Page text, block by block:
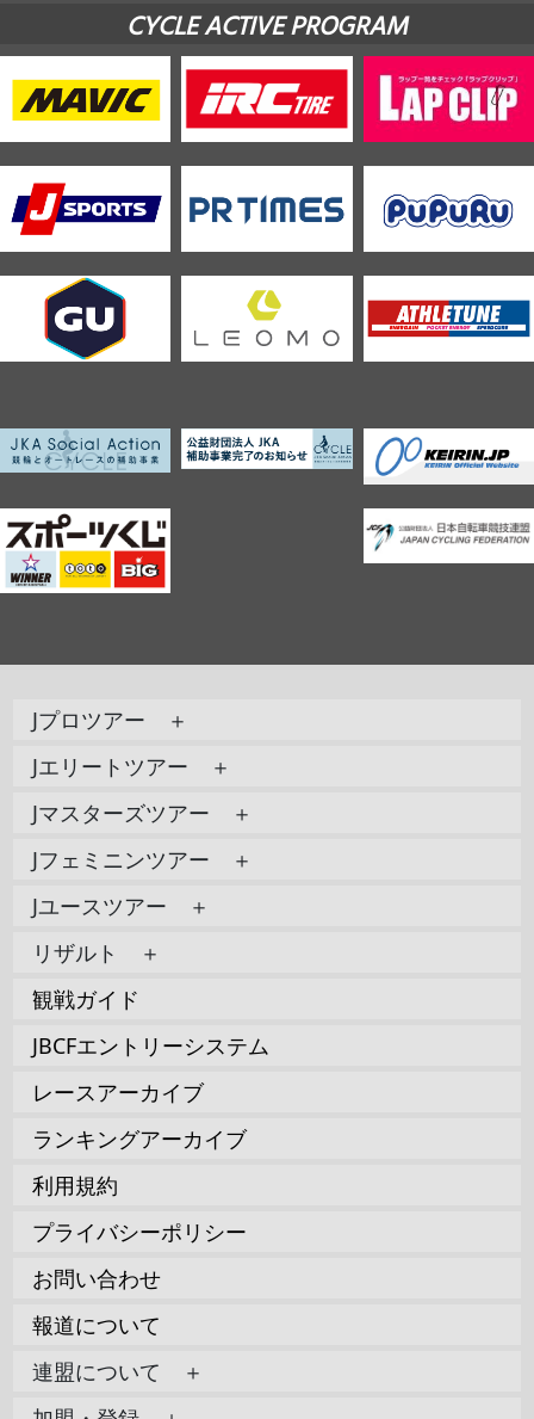
CYCLE ACTIVE PROGRAM
Jプロツアー ＋
Jエリートツアー ＋
Jマスターズツアー ＋
Jフェミニンツアー ＋
Jユースツアー ＋
リザルト ＋
観戦ガイド
JBCFエントリーシステム
レースアーカイブ
ランキングアーカイブ
利用規約
プライバシーポリシー
お問い合わせ
報道について
連盟について ＋